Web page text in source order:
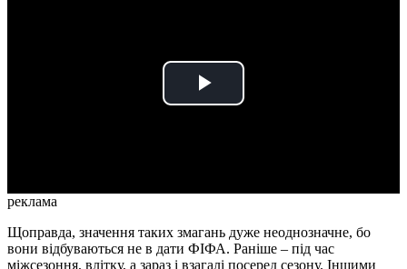
Play
реклама
Щоправда, значення таких змагань дуже неоднозначне, бо
вони відбуваються не в дати ФІФА. Раніше – під час
міжсезоння, влітку, а зараз і взагалі посеред сезону. Іншими